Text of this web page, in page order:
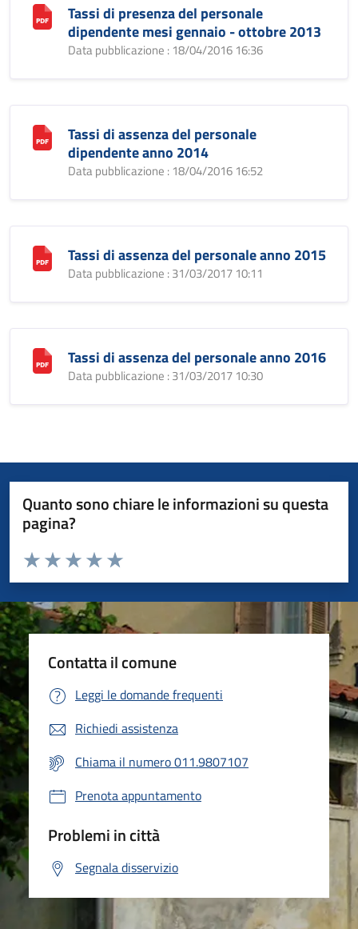
Tassi di presenza del personale
dipendente mesi gennaio - ottobre 2013
Data pubblicazione : 18/04/2016 16:36
Tassi di assenza del personale
dipendente anno 2014
Data pubblicazione : 18/04/2016 16:52
Tassi di assenza del personale anno 2015
Data pubblicazione : 31/03/2017 10:11
Tassi di assenza del personale anno 2016
Data pubblicazione : 31/03/2017 10:30
Quanto sono chiare le informazioni su questa
pagina?
Valuta da 1 a 5 stelle la pagina
Valuta 5 stelle su 5
Valuta 4 stelle su 5
Valuta 3 stelle su 5
Valuta 2 stelle su 5
Valuta 1 stelle su 5
Contatta il comune
Leggi le domande frequenti
Richiedi assistenza
Chiama il numero 011.9807107
Prenota appuntamento
Problemi in città
Segnala disservizio